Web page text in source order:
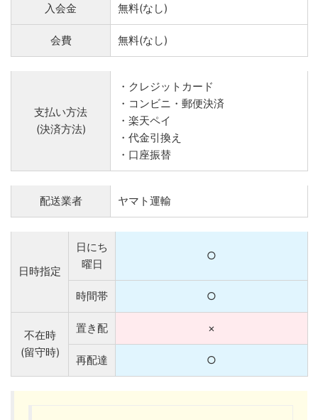
入会金 無料(なし)
会費 無料(なし)
支払い方法
(決済方法)
・クレジットカード
・コンビニ・郵便決済
・楽天ペイ
・代金引換え
・口座振替
配送業者 ヤマト運輸
日時指定
日にち
曜日
○
時間帯 ○
不在時
(留守時)
置き配 ×
再配達 ○